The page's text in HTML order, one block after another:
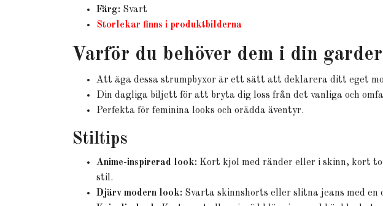
Färg: Svart
Storlekar finns i produktbilderna
Varför du behöver dem i din
Att äga dessa strumpbyxor är ett sätt att deklarera ditt eget
Din dagliga biljett för att bryta dig loss från det vanliga och
Perfekta för feminina looks och orädda äventyr.
Stiltips
Anime-inspirerad look: Kort kjol med ränder eller i skinn, kort
stil.
Djärv modern look: Svarta skinnshorts eller slitna jeans med